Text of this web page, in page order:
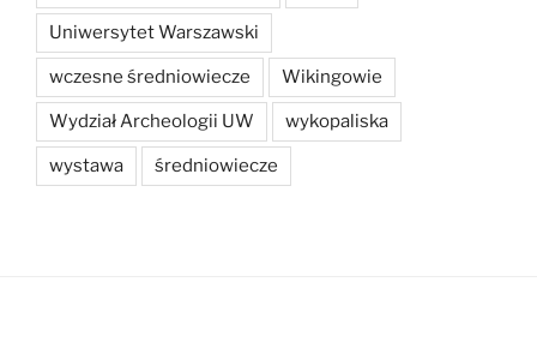
Uniwersytet Warszawski
wczesne średniowiecze Wikingowie
Wydział Archeologii UW wykopaliska
wystawa średniowiecze